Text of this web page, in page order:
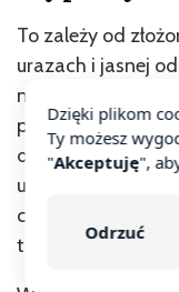
Dzięki plikom
Ty możesz
"Akceptuję",
Odrzuć
To zależy od
urazach i jasnej
nastąpić w kilka
potrzeba więcej
ubezpieczycielem;
czasem kilka lat.
trafia do sądu.